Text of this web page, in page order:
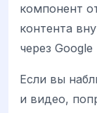
компонент
контента
через
Если вы
и видео,